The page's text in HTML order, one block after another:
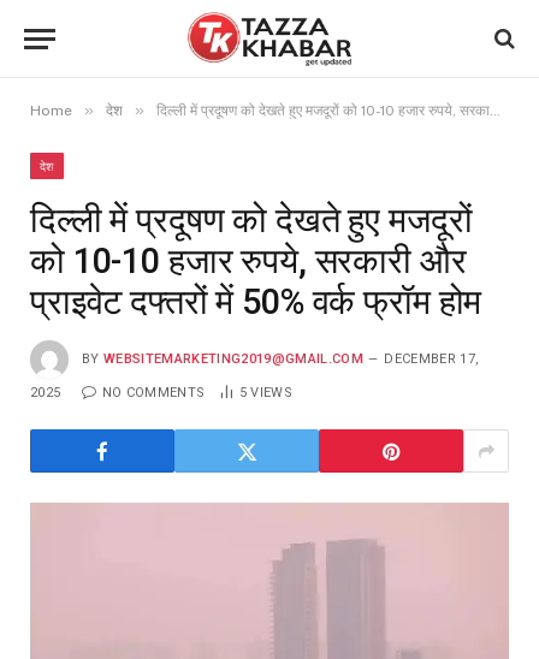
Home » देश » दिल्ली में प्रदूषण को देखते हुए मजदूरों को 10-10 हजार रुपये, सरकारी और प्राइवेट दफ्तरों में 50% वर्क फ्रॉम होम
देश
दिल्ली में प्रदूषण को देखते हुए मजदूरों
को 10-10 हजार रुपये, सरकारी और
प्राइवेट दफ्तरों में 50% वर्क फ्रॉम होम
BY WEBSITEMARKETING2019@GMAIL.COM DECEMBER 17,
2025 NO COMMENTS 5VIEWS